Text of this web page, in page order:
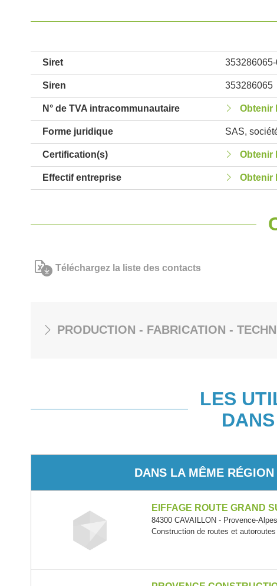
Siret
Siren 353286065
N° de TVA intracommunautaire Obtenir
Forme juridique SAS,
Certification(s) Obtenir
Effectif entreprise Obtenir
Téléchargez la liste des contacts
PRODUCTION - FABRICATION -
LES
DANS LA MÊME RÉGION
EIFFAGE ROUTE GRAND
84300 CAVAILLON - Provence-
Construction de routes et autoroutes